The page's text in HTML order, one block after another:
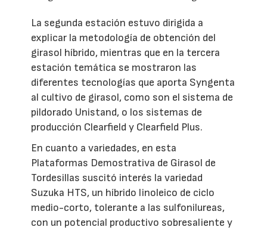
La segunda estación estuvo dirigida a
explicar la metodología de obtención del
girasol híbrido, mientras que en la tercera
estación temática se mostraron las
diferentes tecnologías que aporta Syngenta
al cultivo de girasol, como son el sistema de
pildorado Unistand, o los sistemas de
producción Clearfield y Clearfield Plus.
En cuanto a variedades, en esta
Plataformas Demostrativa de Girasol de
Tordesillas suscitó interés la variedad
Suzuka HTS, un híbrido linoleico de ciclo
medio-corto, tolerante a las sulfonilureas,
con un potencial productivo sobresaliente y